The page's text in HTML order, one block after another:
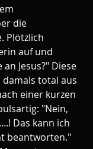
die
Plötzlich
auf und
Jesus?" Diese
total aus
einer kurzen
"Nein,
Das kann ich
beantworten."